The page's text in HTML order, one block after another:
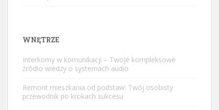
WNĘTRZE
Interkomy w komunikacji – Twoje kompleksowe
źródło wiedzy o systemach audio
Remont mieszkania od podstaw: Twój osobisty
przewodnik po krokach sukcesu